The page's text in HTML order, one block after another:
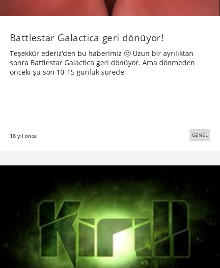
Battlestar Galactica geri dönüyor!
Teşekkür ederiz‘den bu haberimiz 🙂 Uzun bir ayrılıktan
sonra Battlestar Galactica geri dönüyor. Ama dönmeden
önceki şu son 10-15 günlük sürede
18 yıl önce GENEL